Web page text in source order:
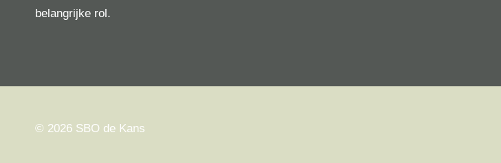
belangrijke rol.
© 2026 SBO de Kans